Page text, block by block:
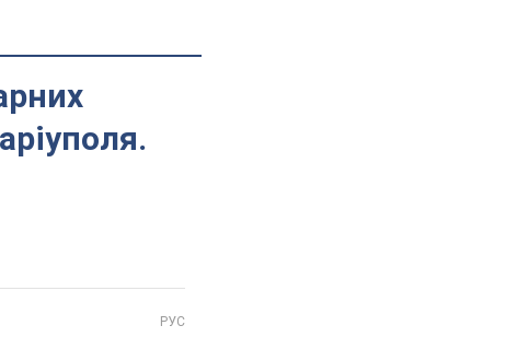
РУС